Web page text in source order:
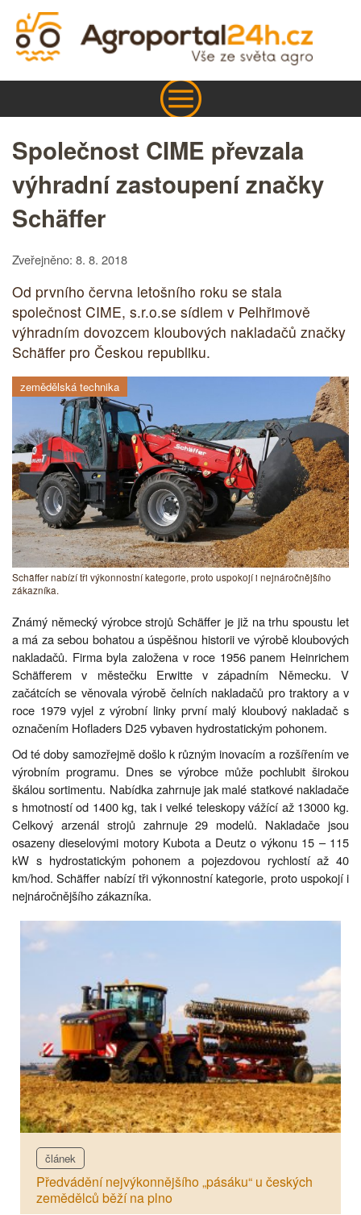
Společnost CIME převzala
výhradní zastoupení značky
Schäffer
Zveřejněno: 8. 8. 2018
Od prvního června letošního roku se stala
společnost CIME, s.r.o.se sídlem v Pelhřimově
výhradním dovozcem kloubových nakladačů značky
Schäffer pro Českou republiku.
zemědělská technika
Schäffer nabízí tři výkonnostní kategorie, proto uspokojí i nejnáročnějšího
zákazníka.
Známý německý výrobce strojů Schäffer je již na trhu spoustu let
a má za sebou bohatou a úspěšnou historii ve výrobě kloubových
nakladačů. Firma byla založena v roce 1956 panem Heinrichem
Schäfferem v městečku Erwitte v západním Německu. V
začátcích se věnovala výrobě čelních nakladačů pro traktory a v
roce 1979 vyjel z výrobní linky první malý kloubový nakladač s
označením Hofladers D25 vybaven hydrostatickým pohonem.
Od té doby samozřejmě došlo k různým inovacím a rozšířením ve
výrobním programu. Dnes se výrobce může pochlubit širokou
škálou sortimentu. Nabídka zahrnuje jak malé statkové nakladače
s hmotností od 1400 kg, tak i velké teleskopy vážící až 13000 kg.
Celkový arzenál strojů zahrnuje 29 modelů. Nakladače jsou
osazeny dieselovými motory Kubota a Deutz o výkonu 15 – 115
kW s hydrostatickým pohonem a pojezdovou rychlostí až 40
km/hod. Schäffer nabízí tři výkonnostní kategorie, proto uspokojí i
nejnáročnějšího zákazníka.
článek
Předvádění nejvýkonnějšího „pásáku“ u českých
zemědělců běží na plno